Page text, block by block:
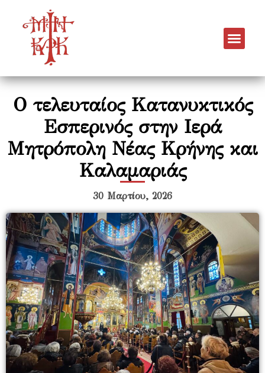
Ο τελευταίος Κατανυκτικός
Εσπερινός στην Ιερά
Μητρόπολη Νέας Κρήνης και
Καλαμαριάς
30 Μαρτίου, 2026